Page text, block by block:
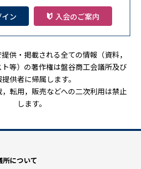
ン 入会のご案内
供・掲載される全ての情報（資料，
等）の著作権は盤谷商工会議所及び
供者に帰属します。
転用，販売などへの二次利用は禁止
します。
所について